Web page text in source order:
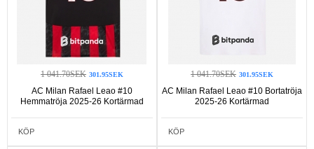
1 041.70SEK 301.95SEK
AC Milan Rafael Leao #10
Hemmatröja 2025-26 Kortärmad
KÖP
1 041.70SEK 301.95SEK
AC Milan Rafael Leao #10 Bortatröja
2025-26 Kortärmad
KÖP